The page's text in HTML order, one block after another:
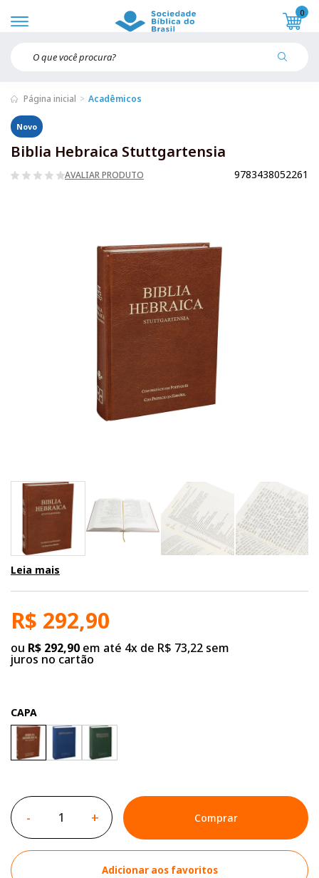
0
Página inicial Acadêmicos
Novo
Biblia Hebraica Stuttgartensia
AVALIAR PRODUTO 9783438052261
Leia mais
R$ 292,90
ou R$ 292,90 em até 4x de R$ 73,22 sem
juros no cartão
CAPA
- + Comprar
Adicionar aos favoritos